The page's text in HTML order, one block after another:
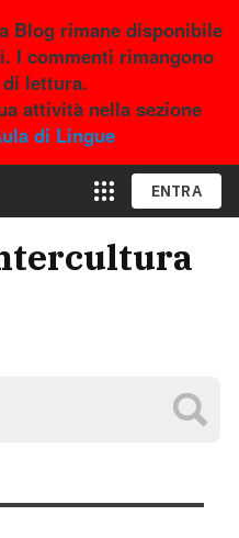
Blog rimane disponibile
I commenti rimangono
lettura.
attività nella sezione
di Lingue
ENTRA